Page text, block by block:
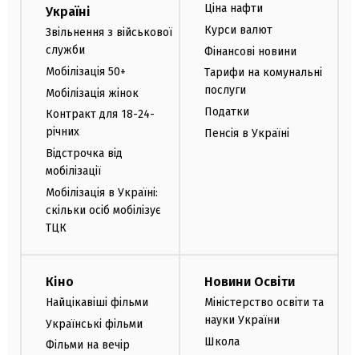
Україні
Звільнення з військової
служби
Мобілізація 50+
Мобілізація жінок
Контракт для 18-24-
річних
Відстрочка від
мобілізації
Мобілізація в Україні:
скільки осіб мобілізує
ТЦК
Ціна нафти
Курси валют
Фінансові новини
Тарифи на комунальні
послуги
Податки
Пенсія в Україні
Кіно
Найцікавіші фільми
Українські фільми
Фільми на вечір
Новини Освіти
Міністерство освіти та
науки України
Школа